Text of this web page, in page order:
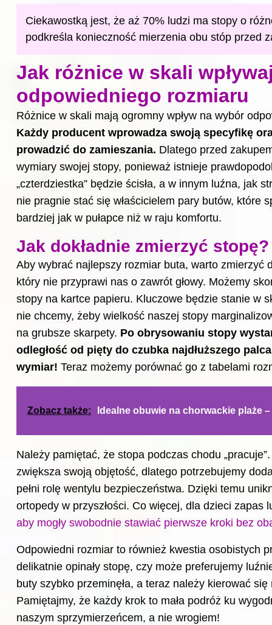
Ciekawostką jest, że aż 70% ludzi ma stopy o
podkreśla konieczność mierzenia obu stóp przed
Jak różnice w skali
odpowiedniego rozmiaru
Różnice w skali mają ogromny wpływ na wybór
Każdy producent wprowadza swoją specyfikę
prowadzić do zamieszania. Dlatego przed
wymiary swojej stopy, ponieważ istnieje
„czterdziestka” będzie ścisła, a w innym luźna, jak
nie pragnie stać się właścicielem pary butów, które
bardziej jak w pułapce niż w raju komfortu.
Jak dokładnie zmierzyć stopę?
Aby wybrać najlepszy rozmiar buta, warto zmierzyć
który nie przyprawi nas o zawrót głowy. Możemy
stopy na kartce papieru. Kluczowe będzie stanie w
nie chcemy, żeby wielkość naszej stopy
na grubsze skarpety. Po obrysowaniu stopy
odległość od pięty do czubka najdłuższego
wymiar! Teraz możemy porównać go z tabelami
Zobacz także: Idealne obuwie na chorwackie plaże
Należy pamiętać, że stopa podczas chodu
zwiększa swoją objętość, dlatego potrzebujemy
pełni rolę wentylu bezpieczeństwa. Dzięki temu
ortopedy w przyszłości. Co więcej, dla dzieci zapas
aby mogły swobodnie stawiać pierwsze kroki bez
Odpowiedni rozmiar to również kwestia osobistych
delikatnie opinały stopę, czy może preferujemy
buty szybko przeminęła, a teraz należy kierować
Pamiętajmy, że każdy krok to mała podróż ku
naszym sprzymierzeńcem, a nie wrogiem!